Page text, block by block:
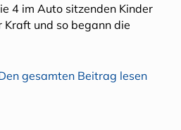
4 im Auto sitzenden Kinder
und so begann die
gesamten Beitrag lesen